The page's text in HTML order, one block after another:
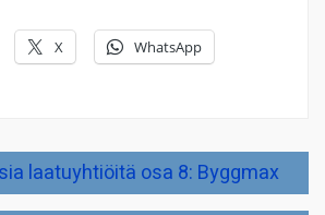
X WhatsApp
laatuyhtiöitä osa 8: Byggmax